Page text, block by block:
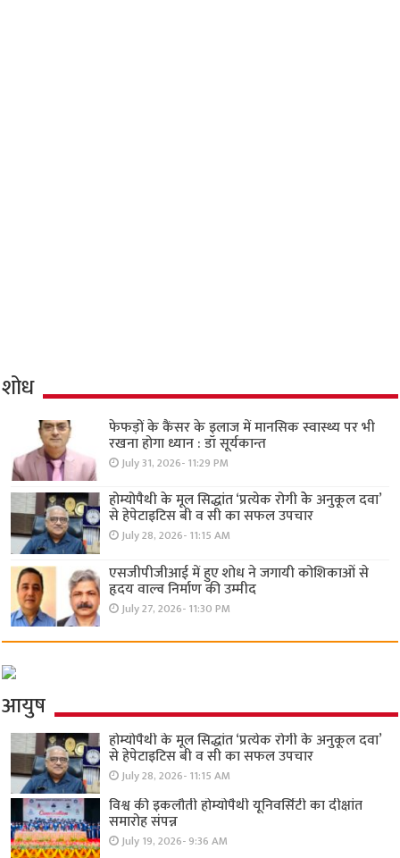
शोध
फेफड़ों के कैंसर के इलाज में मानसिक स्वास्थ्य पर भी
रखना होगा ध्यान : डॉ सूर्यकान्त
July 31, 2026- 11:29 PM
होम्योपैथी के मूल सिद्धांत ‘प्रत्येक रोगी केे अनुकूल दवा’
से हेपेटाइटिस बी व सी का सफल उपचार
July 28, 2026- 11:15 AM
एसजीपीजीआई में हुए शोध ने जगायी कोशिकाओं से
हृदय वाल्व निर्माण की उम्मीद
July 27, 2026- 11:30 PM
आयुष
होम्योपैथी के मूल सिद्धांत ‘प्रत्येक रोगी केे अनुकूल दवा’
से हेपेटाइटिस बी व सी का सफल उपचार
July 28, 2026- 11:15 AM
विश्व की इकलौती होम्योपैथी यूनिवर्सिटी का दीक्षांत
समारोह संपन्न
July 19, 2026- 9:36 AM